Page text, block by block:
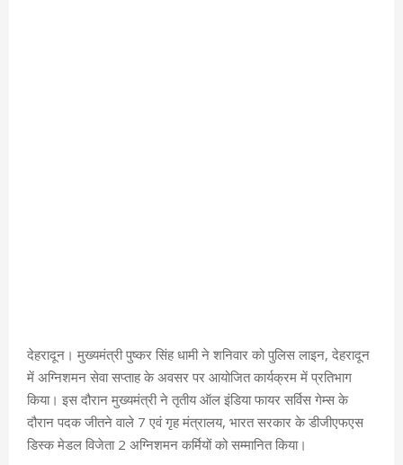
देहरादून। मुख्यमंत्री पुष्कर सिंह धामी ने शनिवार को पुलिस लाइन, देहरादून
में अग्निशमन सेवा सप्ताह के अवसर पर आयोजित कार्यक्रम में प्रतिभाग
किया। इस दौरान मुख्यमंत्री ने तृतीय ऑल इंडिया फायर सर्विस गेम्स के
दौरान पदक जीतने वाले 7 एवं गृह मंत्रालय, भारत सरकार के डीजीएफएस
डिस्क मेडल विजेता 2 अग्निशमन कर्मियों को सम्मानित किया।